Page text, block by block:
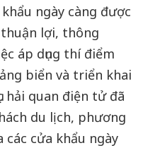
khẩu ngày càng được
lợi, thông
áp dụng thí điểm
biển và triển khai
hải quan điện tử đã
du lịch, phương
các cửa khẩu ngày